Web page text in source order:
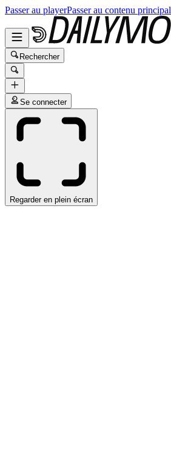
Passer au playerPasser au contenu principal
Rechercher
Se connecter
Regarder en plein écran